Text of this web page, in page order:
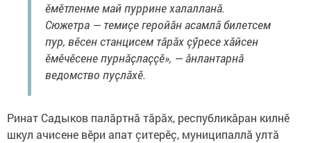
ӗмӗтленме май пуррине халалланă.
Сюжетра — темиçе геройăн асамлă билетсем
пур, вӗсен станцисем тӑрӑх çӳресе хӑйсен
ӗмӗчӗсене пурнӑçлаççĕ», — ӑнлантарнă
ведомство пуçлӑхӗ.
Ринат Садыков палӑртнӑ тӑрӑх, республикăран килнĕ
шкул ачисене вĕри апат çитерĕç, муниципаллӑ ултӑ